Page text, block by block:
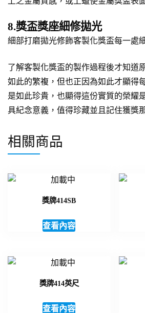
8.獎盃獎座細修拋光
細部打磨拋光修飾客製化獎盃每一處
了解客製化獎盃的製作過程後才知道
如此的繁複，但也正因為如此才顯得
是如此珍貴，也顯得這份實質的榮耀
具紀念意義，值得珍藏並且記住獲獎
相關商品
獎牌414SB
查看內容
獎牌414英尺
查看內容